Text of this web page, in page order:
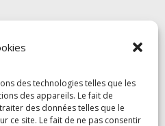
des technologies telles que les
des appareils. Le fait de
des données telles que le
ce site. Le fait de ne pas consentir